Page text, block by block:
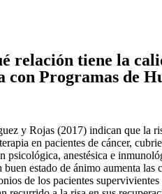
relación tiene la
con Programas de
y Rojas (2017) indican que la
en pacientes de cáncer,
psicológica, anestésica e
buen estado de ánimo aumenta las
de los pacientes supervivientes